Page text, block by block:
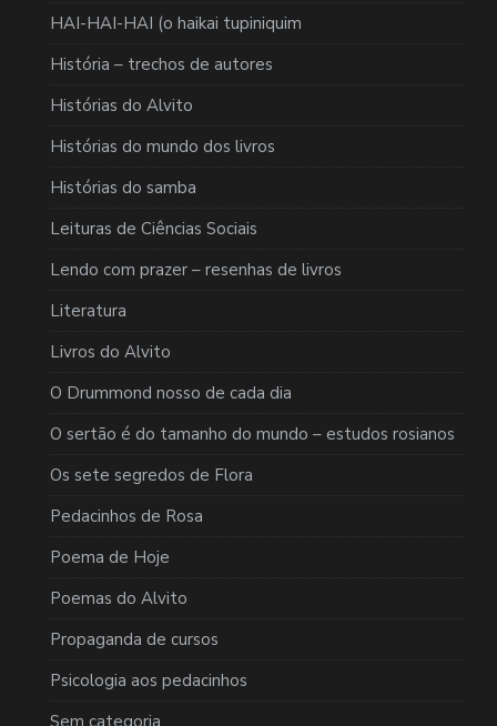
HAI-HAI-HAI (o haikai tupiniquim
História – trechos de autores
Histórias do Alvito
Histórias do mundo dos livros
Histórias do samba
Leituras de Ciências Sociais
Lendo com prazer – resenhas de livros
Literatura
Livros do Alvito
O Drummond nosso de cada dia
O sertão é do tamanho do mundo – estudos rosianos
Os sete segredos de Flora
Pedacinhos de Rosa
Poema de Hoje
Poemas do Alvito
Propaganda de cursos
Psicologia aos pedacinhos